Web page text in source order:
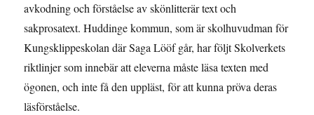
avkodning och förståelse av skönlitterär text och
sakprosatext. Huddinge kommun, som är skolhuvudman för
Kungsklippeskolan där Saga Lööf går, har följt Skolverkets
riktlinjer som innebär att eleverna måste läsa texten med
ögonen, och inte få den uppläst, för att kunna pröva deras
läsförståelse.